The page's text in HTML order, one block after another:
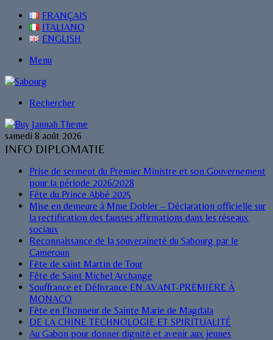
FRANÇAIS
ITALIANO
ENGLISH
Menu
Rechercher
samedi 8 août 2026
INFO DIPLOMATIE
Prise de serment du Premier Ministre et son Gouvernement
pour la période 2026/2028
Fête du Prince Abbé 2025
Mise en demeure à Mme Dobler – Déclaration officielle sur
la rectification des fausses affirmations dans les réseaux
sociaux
Reconnaissance de la souveraineté du Sabourg par le
Cameroun
Fête de saint Martin de Tour
Fête de Saint Michel Archange
Souffrance et Délivrance EN AVANT-PREMIÈRE À
MONACO
Fête en l’honneur de Sainte Marie de Magdala
DE LA CHINE TECHNOLOGIE ET SPIRITUALITÉ
Au Gabon pour donner dignité et avenir aux jeunes